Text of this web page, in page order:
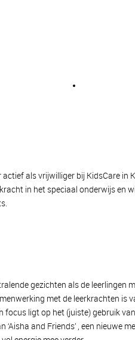
als vrijwilliger bij KidsCare in
in het speciaal onderwijs en
gezichten als de
met de leerkrachten
ligt op het (juiste) gebruik
‘Aisha and Friends’ , een nieuwe